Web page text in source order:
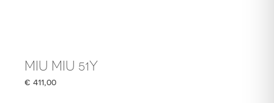
MIU MIU 51Y
€ 411,00